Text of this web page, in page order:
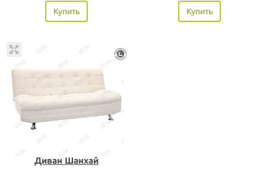
Купить Купить
Диван Шанхай